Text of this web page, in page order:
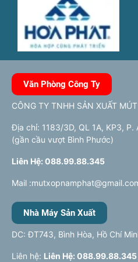
Văn Phòng Công Ty
CÔNG TY TNHH SẢN XUẤT
Địa chỉ: 1183/3D, QL 1A, KP3, P.
(gần cầu vượt Bình Phước)
Liên Hệ: 088.99.88.345
Mail
Nhà Máy Sản Xuất
DC: ĐT743, Bình Hòa, Hồ Chí
Liên hệ: Liên Hệ: 088.99.88.345